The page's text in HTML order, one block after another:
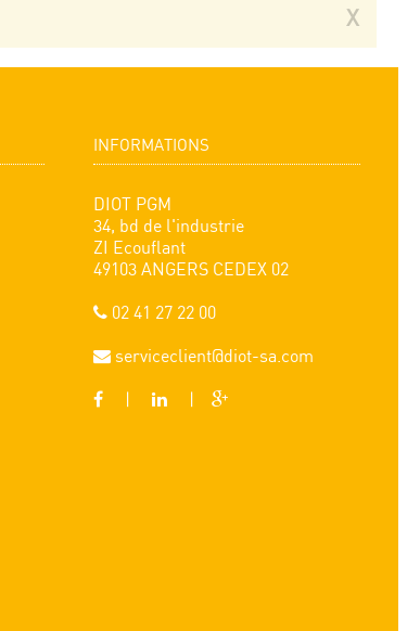
X
INFORMATIONS
DIOT PGM
34, bd de l'industrie
ZI Ecouflant
49103 ANGERS CEDEX 02
02 41 27 22 00
serviceclient@diot-sa.com
| |